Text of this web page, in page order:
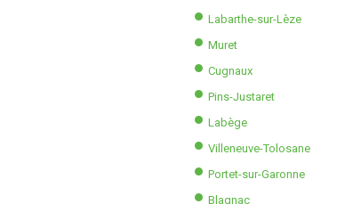
Labarthe-sur-Lèze
Muret
Cugnaux
Pins-Justaret
Labège
Villeneuve-Tolosane
Portet-sur-Garonne
Blagnac